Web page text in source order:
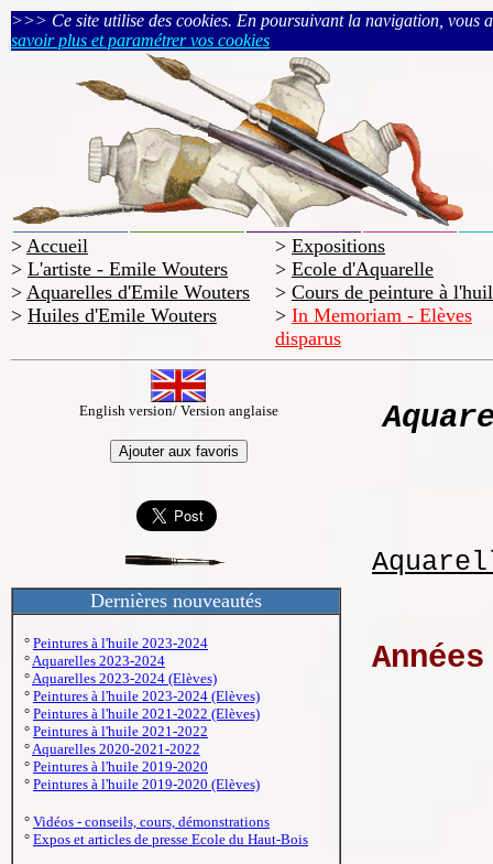
>>> Ce site utilise des cookies. En poursuivant la navigation, vous
savoir plus et paramétrer vos cookies
> Accueil
> L'artiste - Emile Wouters
> Aquarelles d'Emile Wouters
> Huiles d'Emile Wouters
> Expositions
> Ecole d'Aquarelle
> Cours de peinture à
> In Memoriam - Elèves
disparus
English version/ Version anglaise
Dernières nouveautés
° Peintures à l'huile 2023-2024
°Aquarelles 2023-2024
°Aquarelles 2023-2024 (Elèves)
° Peintures à l'huile 2023-2024 (Elèves)
° Peintures à l'huile 2021-2022 (Elèves)
° Peintures à l'huile 2021-2022
°Aquarelles 2020-2021-2022
° Peintures à l'huile 2019-2020
° Peintures à l'huile 2019-2020 (Elèves)
° Vidéos - conseils, cours, démonstrations
° Expos et articles de presse Ecole du Haut-Bois